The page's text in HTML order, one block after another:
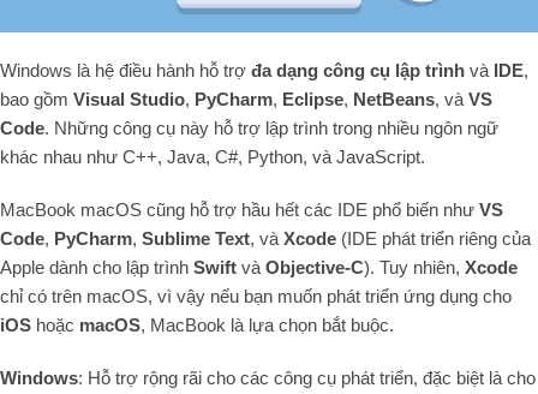
Windows là hệ điều hành hỗ trợ đa dạng công cụ lập trình và IDE,
bao gồm Visual Studio, PyCharm, Eclipse, NetBeans, và VS
Code. Những công cụ này hỗ trợ lập trình trong nhiều ngôn ngữ
khác nhau như C++, Java, C#, Python, và JavaScript.
MacBook macOS cũng hỗ trợ hầu hết các IDE phổ biến như VS
Code, PyCharm, Sublime Text, và Xcode (IDE phát triển riêng của
Apple dành cho lập trình Swift và Objective-C). Tuy nhiên, Xcode
chỉ có trên macOS, vì vậy nếu bạn muốn phát triển ứng dụng cho
iOS hoặc macOS, MacBook là lựa chọn bắt buộc.
Windows: Hỗ trợ rộng rãi cho các công cụ phát triển, đặc biệt là cho